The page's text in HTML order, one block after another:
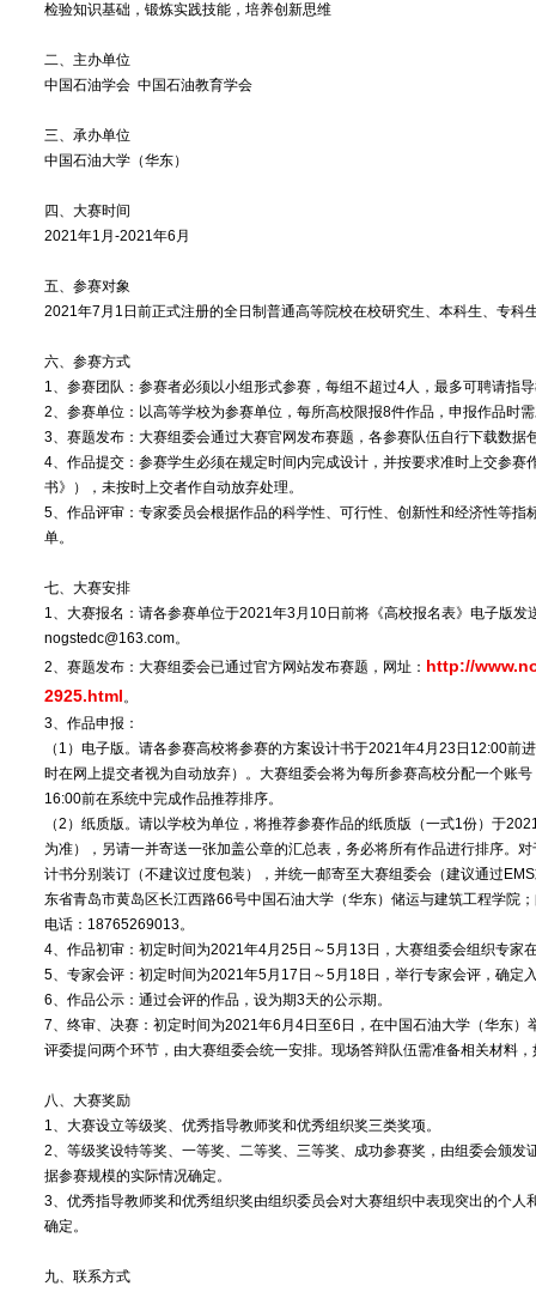
检验知识基础，锻炼实践技能，培养创新思维
二、主办单位
中国石油学会 中国石油教育学会
三、承办单位
中国石油大学（华东）
四、大赛时间
2021年1月-2021年6月
五、参赛对象
2021年7月1日前正式注册的全日制普通高等院校在校研究生、本科生、专科
六、参赛方式
1、参赛团队：参赛者必须以小组形式参赛，每组不超过4人，最多可聘请指
2、参赛单位：以高等学校为参赛单位，每所高校限报8件作品，申报作品时
3、赛题发布：大赛组委会通过大赛官网发布赛题，各参赛队伍自行下载数据
4、作品提交：参赛学生必须在规定时间内完成设计，并按要求准时上交参赛
书》），未按时上交者作自动放弃处理。
5、作品评审：专家委员会根据作品的科学性、可行性、创新性和经济性等指
单。
七、大赛安排
1、大赛报名：请各参赛单位于2021年3月10日前将《高校报名表》电子版发
nogstedc@163.com。
2、赛题发布：大赛组委会已通过官方网站发布赛题，网址： http://
2925.html。
3、作品申报：
（1）电子版。请各参赛高校将参赛的方案设计书于2021年4月23日12:00前
时在网上提交者视为自动放弃）。大赛组委会将为每所参赛高校分配一个账
16:00前在系统中完成作品推荐排序。
（2）纸质版。请以学校为单位，将推荐参赛作品的纸质版（一式1份）于
为准），另请一并寄送一张加盖公章的汇总表，务必将所有作品进行排序。
计书分别装订（不建议过度包装），并统一邮寄至大赛组委会（建议通过
东省青岛市黄岛区长江西路66号中国石油大学（华东）储运与建筑工程学院
电话：18765269013。
4、作品初审：初定时间为2021年4月25日～5月13日，大赛组委会组织专家
5、专家会评：初定时间为2021年5月17日～5月18日，举行专家会评，确定
6、作品公示：通过会评的作品，设为期3天的公示期。
7、终审、决赛：初定时间为2021年6月4日至6日，在中国石油大学（华东）
评委提问两个环节，由大赛组委会统一安排。现场答辩队伍需准备相关材料
八、大赛奖励
1、大赛设立等级奖、优秀指导教师奖和优秀组织奖三类奖项。
2、等级奖设特等奖、一等奖、二等奖、三等奖、成功参赛奖，由组委会颁发
据参赛规模的实际情况确定。
3、优秀指导教师奖和优秀组织奖由组织委员会对大赛组织中表现突出的个人
确定。
九、联系方式